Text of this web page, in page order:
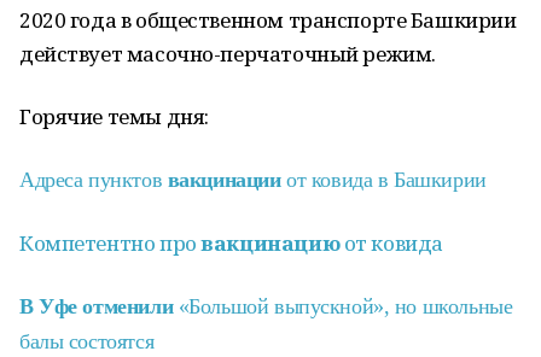
2020 года в общественном транспорте Башкирии
действует масочно-перчаточный режим.
Горячие темы дня:
Адреса пунктов вакцинацииот ковида в Башкирии
Компетентно провакцинациюот ковида
В Уфе отменили«Большой выпускной», но школьные
балы состоятся